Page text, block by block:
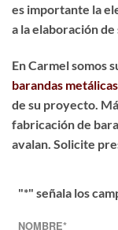
es importante la
a la elaboración
En Carmel somos
barandas metálicas
de su proyecto.
fabricación de
avalan. Solicite
"*" señala los
NOMBRE*